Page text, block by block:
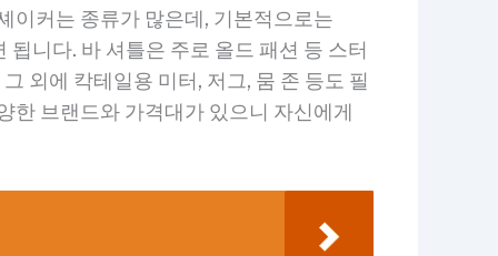
이커는 종류가 많은데, 기본적으로는
니다. 바 셔틀은 주로 올드 패션 등 스터
외에 칵테일용 미터, 저그, 뭄 존 등도 필
한 브랜드와 가격대가 있으니 자신에게